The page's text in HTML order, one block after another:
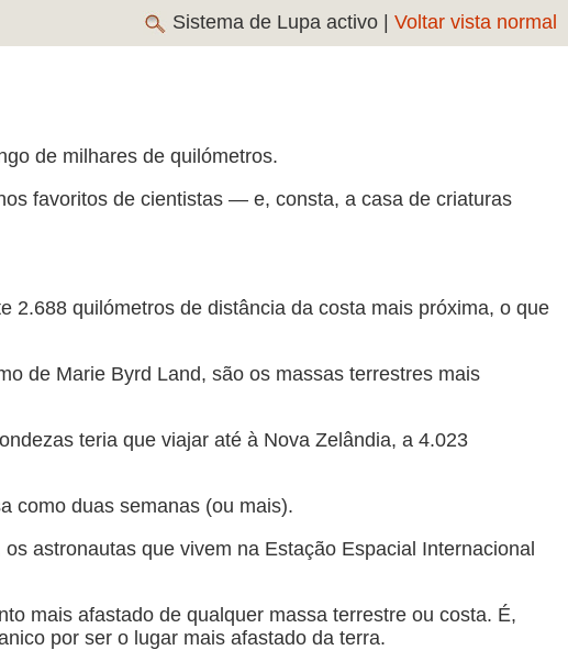
Sistema de Lupa activo | Voltar vista normal
de milhares de quilómetros.
favoritos de cientistas — e, consta, a casa de criaturas
2.688 quilómetros de distância da costa mais próxima, o que
de Marie Byrd Land, são os massas terrestres mais
teria que viajar até à Nova Zelândia, a 4.023
como duas semanas (ou mais).
astronautas que vivem na Estação Espacial Internacional
mais afastado de qualquer massa terrestre ou costa. É,
por ser o lugar mais afastado da terra.